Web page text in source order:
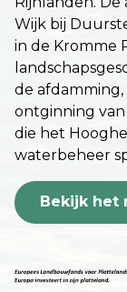
Wijk bij
in de Kromme
de afdamming,
ontginning van
die het
waterbeheer
Bekijk het